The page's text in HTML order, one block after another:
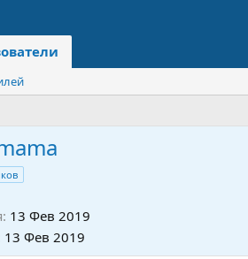
13 Фев 2019
13 Фев 2019